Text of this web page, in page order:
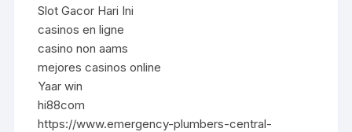
Slot Gacor Hari Ini
casinos en ligne
casino non aams
mejores casinos online
Yaar win
hi88com
https://www.emergency-plumbers-central-